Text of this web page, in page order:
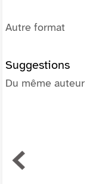
Autre format
Suggestions
Du même auteur